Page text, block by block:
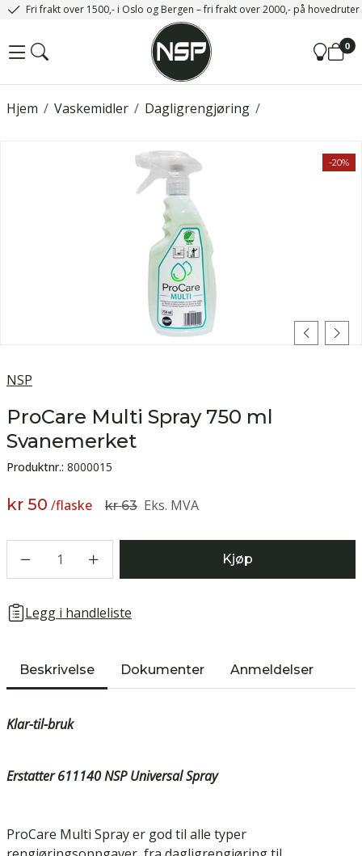
Fri frakt over 1500,- i Oslo og Bergen – fri frakt over 2000,- på
0
/
Hjem /
Vaskemidler /
Dagligrengjøring
-20%
NSP
ProCare Multi Spray 750 ml
Svanemerket
Produktnr.: 8000015
kr 50 /flaske kr 63 Eks. MVA
1 Kjøp
Legg i handleliste
Beskrivelse Dokumenter Anmeldelser
Klar-til-bruk
Erstatter 611140 NSP Universal Spray
ProCare Multi Spray er god til alle typer